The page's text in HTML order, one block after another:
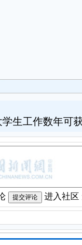
生工作数年可
进入社区